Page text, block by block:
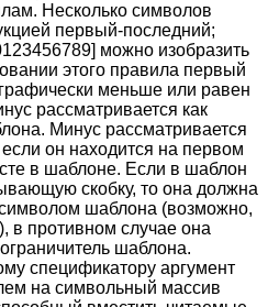
Несколько символов
первый-последний;
можно изобразить
этого правила первый
меньше или равен
рассматривается как
Минус рассматривается
он находится на первом
в шаблоне. Если в шаблон
скобку, то она должна
шаблона (возможно,
противном случае она
шаблона.
спецификатору аргумент
на символьный массив